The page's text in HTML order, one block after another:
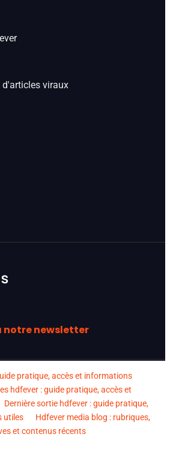
d'articles viraux
notre newsletter
pratique, accès et informations
hdfever : guide pratique, accès et
Dernière sortie hdfever : guide pratique,
utiles
Hdfever media blog : rubriques,
et contenus récents